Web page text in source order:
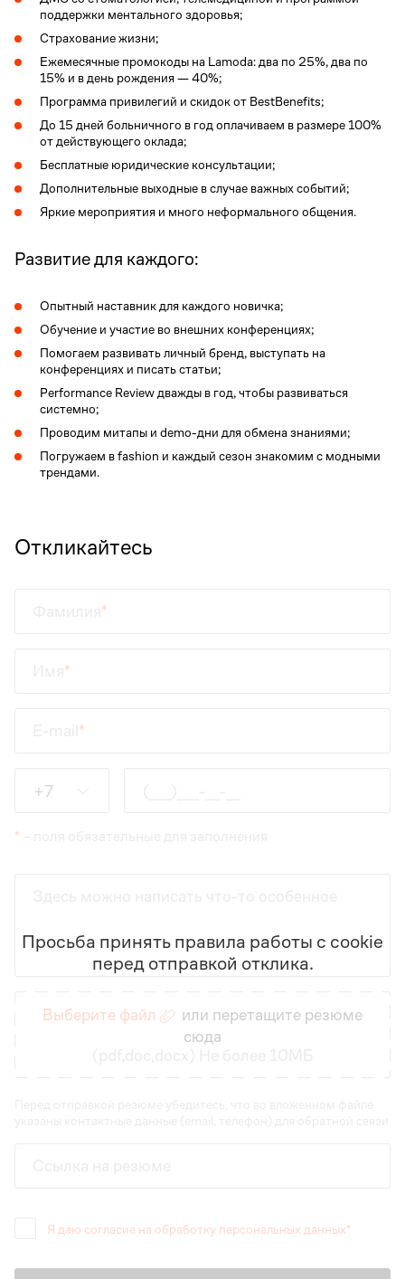
поддержки ментального здоровья;
Страхование жизни;
Ежемесячные промокоды на Lamoda: два по 25%, два по
15% и в день рождения — 40%;
Программа привилегий и скидок от BestBenefits;
До 15 дней больничного в год оплачиваем в размере 100%
от действующего оклада;
Бесплатные юридические консультации;
Дополнительные выходные в случае важных событий;
Яркие мероприятия и много неформального общения.
Развитие для каждого:
Опытный наставник для каждого новичка;
Обучение и участие во внешних конференциях;
Помогаем развивать личный бренд, выступать на
конференциях и писать статьи;
Performance Review дважды в год, чтобы развиваться
системно;
Проводим митапы и demo-дни для обмена знаниями;
Погружаем в fashion и каждый сезон знакомим с модными
трендами.
Откликайтесь
+7
*
Выберите файл
или перетащите резюме
сюда
Я даю согласие на обработку персональных данных
Просьба принять правила работы с cookie
перед отправкой отклика.